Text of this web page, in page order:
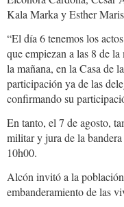
Kala Marka y Esther
“El día 6 tenemos los
que empiezan a las 8 de
la mañana, en la Casa de
participación ya de las
confirmando su
En tanto, el 7 de agosto,
militar y jura de la
10h00.
Alcón invitó a la
embanderamiento de las